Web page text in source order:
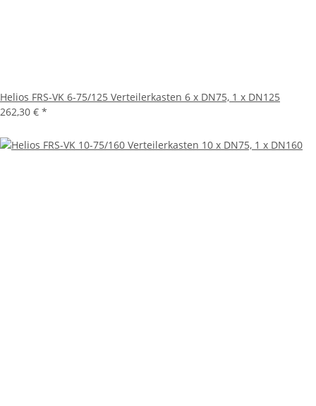
Helios FRS-VK 6-75/125 Verteilerkasten 6 x DN75, 1 x DN125
262,30 € *